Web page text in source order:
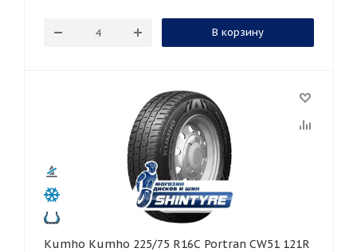
В корзину
Kumho Kumho 225/75 R16C Portran CW51 121R